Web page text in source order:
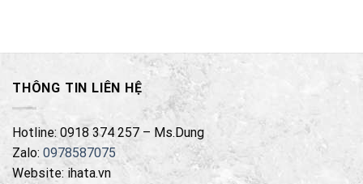
có
biến
tùy
chọn
có
THÔNG TIN LIÊN HỆ
Hotline: 0918 374 257 – Ms.Dung
Zalo: 0978587075
Website: ihata.vn